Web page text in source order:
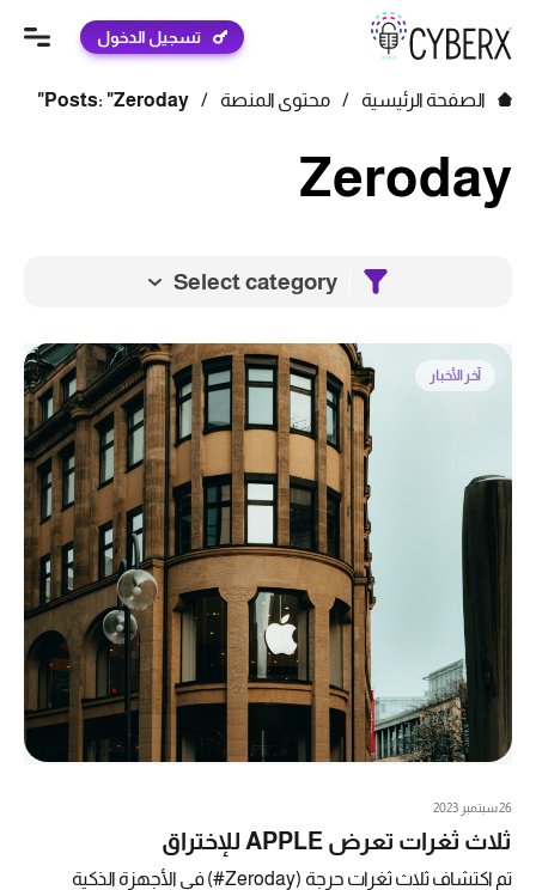
تسجيل الدخول
الصفحة الرئيسية / محتوى المنصة /
Posts: "Zeroday"
Zeroday
Select category
آخر الأخبار
26 سبتمبر 2023
ثلاث ثغرات تعرض APPLE للإختراق
تم اكتشاف ثلاث ثغرات حرجة (Zeroday#) في الأجهزة الذكية